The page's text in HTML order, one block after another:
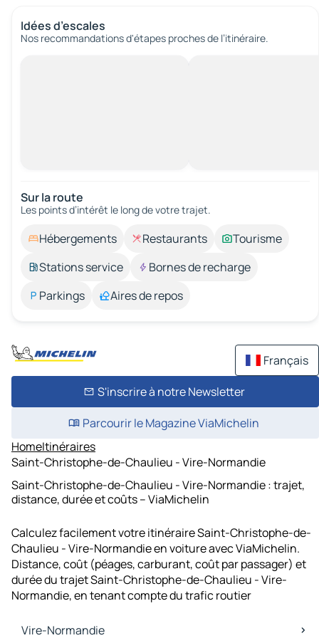
Idées d’escales
Nos recommandations d'étapes proches de l’itinéraire.
Sur la route
Les points d’intérêt le long de votre trajet.
Hébergements Restaurants
Tourisme
Stations service
Bornes de recharge
Parkings
Aires de repos
Français
S'inscrire à notre Newsletter
Parcourir le Magazine ViaMichelin
HomeItinéraires
Saint-Christophe-de-Chaulieu - Vire-Normandie
Saint-Christophe-de-Chaulieu - Vire-Normandie : trajet,
distance, durée et coûts – ViaMichelin
Calculez facilement votre itinéraire Saint-Christophe-de-
Chaulieu - Vire-Normandie en voiture avec ViaMichelin.
Distance, coût (péages, carburant, coût par passager) et
durée du trajet Saint-Christophe-de-Chaulieu - Vire-
Normandie, en tenant compte du trafic routier
Vire-Normandie